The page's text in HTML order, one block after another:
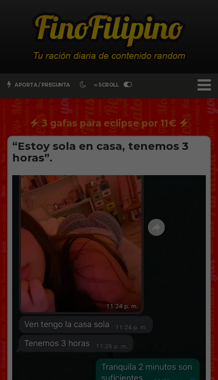
APORTA / PREGUNTA ∞ SCROLL
3 gafas para eclipse por 11€
“Estoy sola en casa, tenemos 3
horas”.